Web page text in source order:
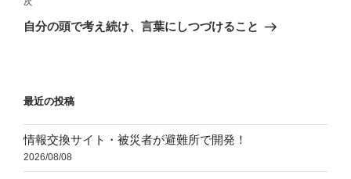
ゲ
ン
次
の
自分の頭で考え続け、言葉にしつづけること
最近の投稿
情報交換サイト・被災者が避難所で開発！
2026/08/08